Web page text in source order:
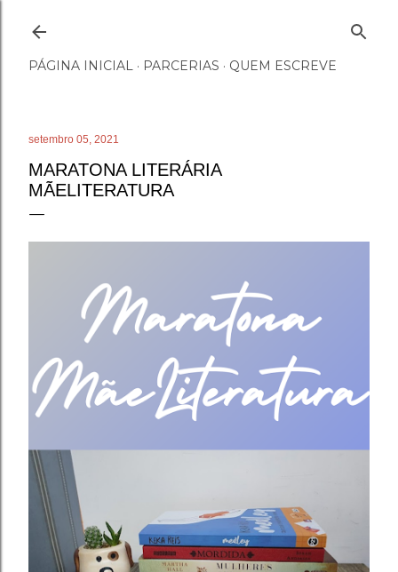
PÁGINA INICIAL PARCERIAS QUEM ESCREVE
setembro 05, 2021
MARATONA LITERÁRIA
MÃELITERATURA